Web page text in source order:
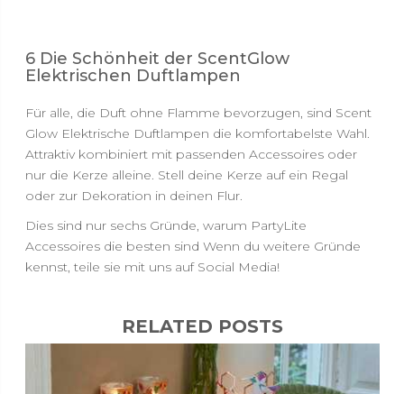
6 Die Schönheit der ScentGlow
Elektrischen Duftlampen
Für alle, die Duft ohne Flamme bevorzugen, sind Scent
Glow Elektrische Duftlampen die komfortabelste Wahl.
Attraktiv kombiniert mit passenden Accessoires oder
nur die Kerze alleine. Stell deine Kerze auf ein Regal
oder zur Dekoration in deinen Flur.
Dies sind nur sechs Gründe, warum PartyLite
Accessoires die besten sind Wenn du weitere Gründe
kennst, teile sie mit uns auf Social Media!
RELATED POSTS